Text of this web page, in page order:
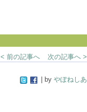
< 前の記事へ 次の記事へ >
| by やぽねしあ